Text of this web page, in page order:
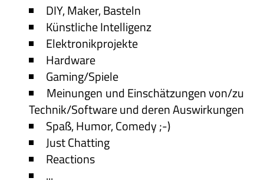
DIY, Maker, Basteln
Künstliche Intelligenz
Elektronikprojekte
Hardware
Gaming/Spiele
Meinungen und Einschätzungen von/zu
Technik/Software und deren Auswirkungen
Spaß, Humor, Comedy ;-)
Just Chatting
Reactions
...